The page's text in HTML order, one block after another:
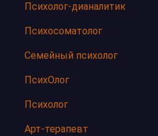
Психолог-дианалитик
Психосоматолог
Семейный психолог
ПсихОлог
Психолог
Арт-терапевт